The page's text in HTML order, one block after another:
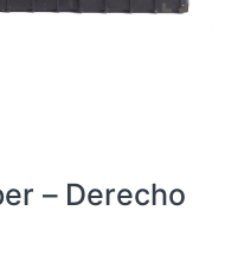
– Derecho